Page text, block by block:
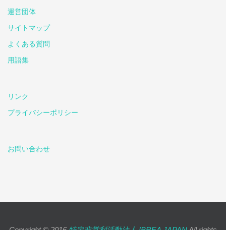
運営団体
サイトマップ
よくある質問
用語集
リンク
プライバシーポリシー
お問い合わせ